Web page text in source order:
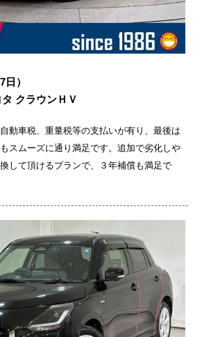
日）
クラウンＨＶ
動車税、重量税等の支払いが有り、最後は
スムーズに通り満足です。追加で劣化しや
して頂けるプランで、３年補償も満足で